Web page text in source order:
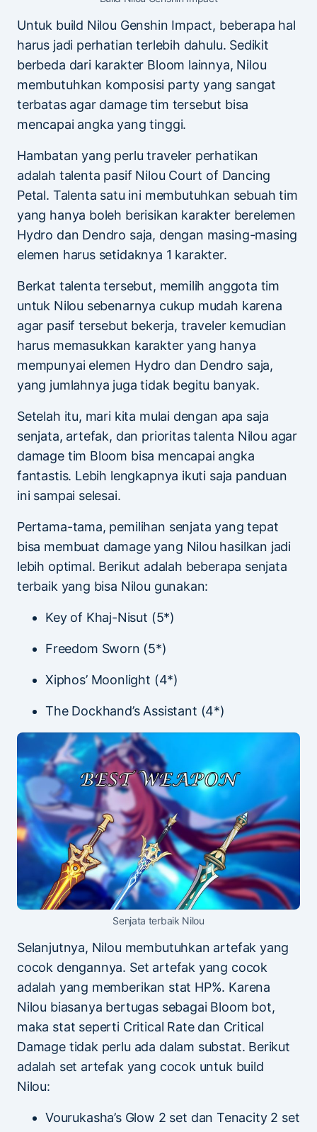
Untuk build Nilou Genshin Impact, beberapa hal
harus jadi perhatian terlebih dahulu. Sedikit
berbeda dari karakter Bloom lainnya, Nilou
membutuhkan komposisi party yang sangat
terbatas agar damage tim tersebut bisa
mencapai angka yang tinggi.
Hambatan yang perlu traveler perhatikan
adalah talenta pasif Nilou Court of Dancing
Petal. Talenta satu ini membutuhkan sebuah tim
yang hanya boleh berisikan karakter berelemen
Hydro dan Dendro saja, dengan masing-masing
elemen harus setidaknya 1 karakter.
Berkat talenta tersebut, memilih anggota tim
untuk Nilou sebenarnya cukup mudah karena
agar pasif tersebut bekerja, traveler kemudian
harus memasukkan karakter yang hanya
mempunyai elemen Hydro dan Dendro saja,
yang jumlahnya juga tidak begitu banyak.
Setelah itu, mari kita mulai dengan apa saja
senjata, artefak, dan prioritas talenta Nilou agar
damage tim Bloom bisa mencapai angka
fantastis. Lebih lengkapnya ikuti saja panduan
ini sampai selesai.
Pertama-tama, pemilihan senjata yang tepat
bisa membuat damage yang Nilou hasilkan jadi
lebih optimal. Berikut adalah beberapa senjata
terbaik yang bisa Nilou gunakan:
Key of Khaj-Nisut (5*)
Freedom Sworn (5*)
Xiphos’ Moonlight (4*)
The Dockhand’s Assistant (4*)
Senjata terbaik Nilou
Selanjutnya, Nilou membutuhkan artefak yang
cocok dengannya. Set artefak yang cocok
adalah yang memberikan stat HP%. Karena
Nilou biasanya bertugas sebagai Bloom bot,
maka stat seperti Critical Rate dan Critical
Damage tidak perlu ada dalam substat. Berikut
adalah set artefak yang cocok untuk build
Nilou:
Vourukasha’s Glow 2 set dan Tenacity 2 set